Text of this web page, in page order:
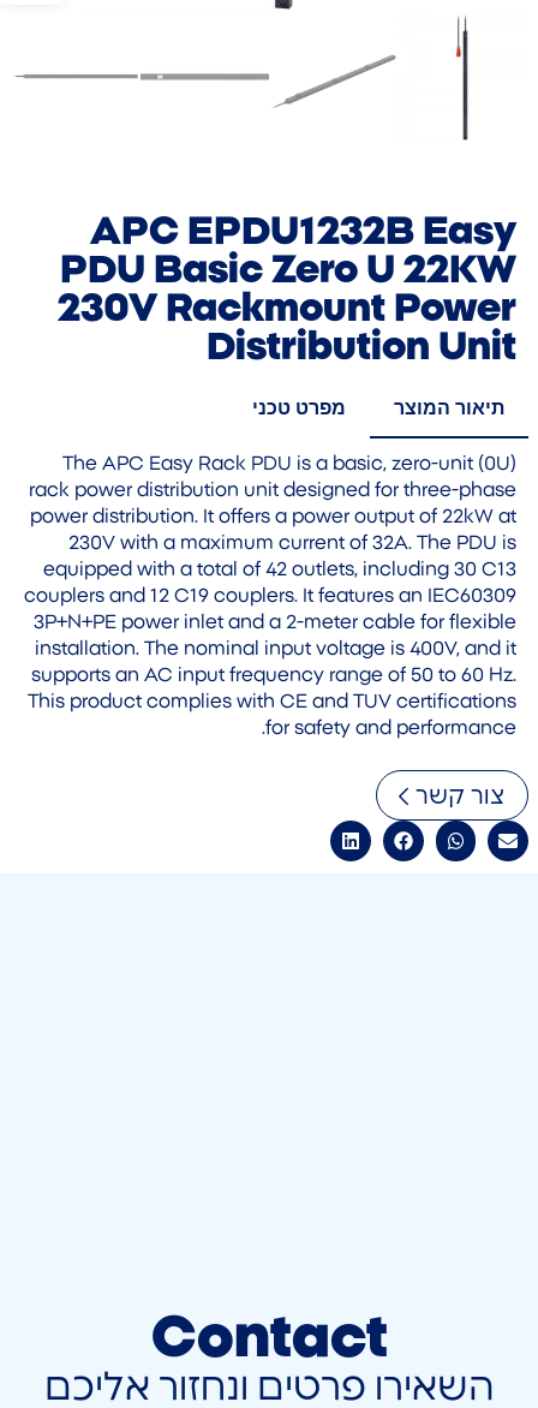
APC EPDU1232B Easy
PDU Basic Zero U 22KW
230V Rackmount Power
Distribution Unit
תיאור המוצר מפרט טכני
The APC Easy Rack PDU is a basic, zero-unit (0U)
rack power distribution unit designed for three-phase
power distribution. It offers a power output of 22kW at
230V with a maximum current of 32A. The PDU is
equipped with a total of 42 outlets, including 30 C13
couplers and 12 C19 couplers. It features an IEC60309
3P+N+PE power inlet and a 2-meter cable for flexible
installation. The nominal input voltage is 400V, and it
supports an AC input frequency range of 50 to 60 Hz.
This product complies with CE and TUV certifications
for safety and performance.
צור קשר
Contact
השאירו פרטים ונחזור אליכם